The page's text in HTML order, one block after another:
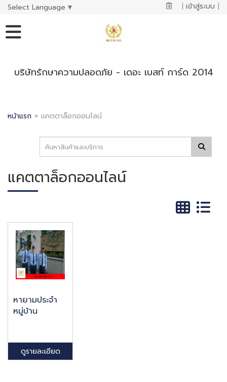
Select Language ▼ | เข้าสู่ระบบ |
บริษัทรักษาความปลอดภัย - เดอะ เบสท์ การ์ด 2014
หน้าแรก » แคตตาล็อกออนไลน์
แคตตาล็อกออนไลน์
หายามประจำ
หมู่บ้าน
ดูรายละเอียด